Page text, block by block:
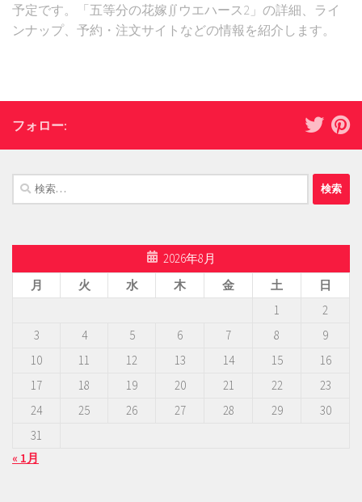
予定です。「五等分の花嫁∬ウエハース2」の詳細、ライ
ンナップ、予約・注文サイトなどの情報を紹介します。
フォロー:
検
索:
2026年8月
月
火 水 木 金 土
日
1
2
3
4 5 6 7 8
9
10
11 12 13 14 15
16
17
18 19 20 21 22
23
24
25 26 27 28 29
30
31
« 1月